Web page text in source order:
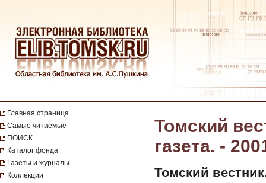
Главная страница
Самые читаемые
ПОИСК
Каталог фонда
Газеты и журналы
Коллекции
Томский
газета. -
Томский